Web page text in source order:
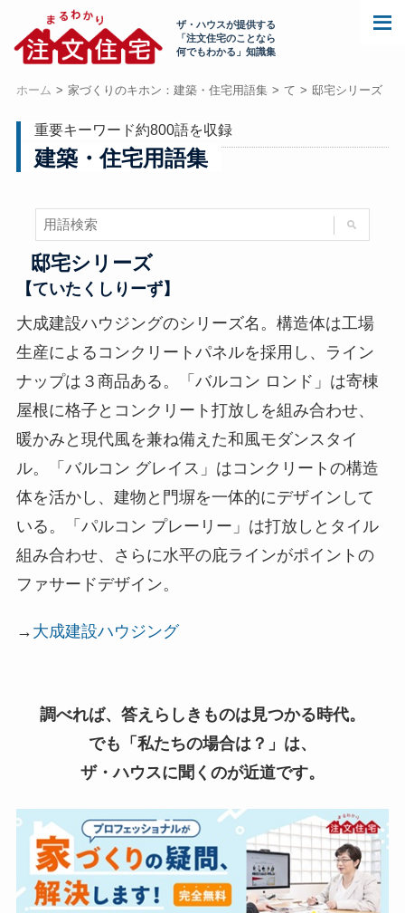
ザ・ハウスが提供する
「注文住宅のことなら
何でもわかる」知識集
ホーム 家づくりのキホン：建築・住宅用語集 て 邸宅シリーズ
重要キーワード約800語を収録
建築・住宅用語集
邸宅シリーズ
【ていたくしりーず】
大成建設ハウジングのシリーズ名。構造体は工場
生産によるコンクリートパネルを採用し、ライン
ナップは３商品ある。「バルコン ロンド」は寄棟
屋根に格子とコンクリート打放しを組み合わせ、
暖かみと現代風を兼ね備えた和風モダンスタイ
ル。「バルコン グレイス」はコンクリートの構造
体を活かし、建物と門塀を一体的にデザインして
いる。「パルコン プレーリー」は打放しとタイル
組み合わせ、さらに水平の庇ラインがポイントの
ファサードデザイン。
→ 大成建設ハウジング
調べれば、答えらしきものは見つかる時代。
でも「私たちの場合は？」は、
ザ・ハウスに聞くのが近道です。